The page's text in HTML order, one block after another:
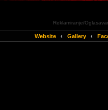
Reklamiranje/
Website ‹ Gallery ‹